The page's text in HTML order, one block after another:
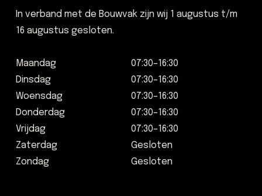
In verband met de Bouwvak zijn wij 1 augustus t/m
16 augustus gesloten.
Maandag
Dinsdag
Woensdag
Donderdag
Vrijdag
Zaterdag
Zondag
07:30–16:30
07:30–16:30
07:30–16:30
07:30–16:30
07:30–16:30
Gesloten
Gesloten